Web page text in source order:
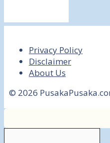
Privacy Policy
Disclaimer
About Us
© 2026